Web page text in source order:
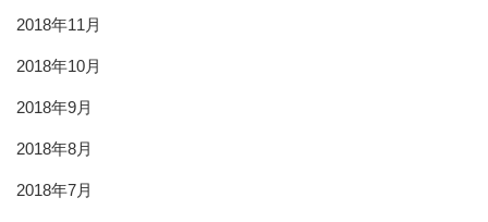
2018年11月
2018年10月
2018年9月
2018年8月
2018年7月